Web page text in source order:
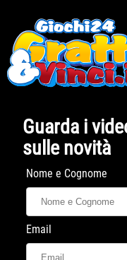
Guarda i
sulle novità
Nome e Cognome
Email